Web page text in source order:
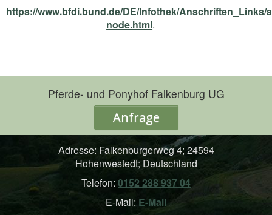
https://www.bfdi.bund.de/DE/Infothek/Anschriften_Links/
node.html.
Pferde- und Ponyhof Falkenburg UG
Anfrage
Adresse: Falkenburgerweg 4; 24594
Hohenwestedt; Deutschland
Telefon: 0152 288 937 04
E-Mail: E-Mail